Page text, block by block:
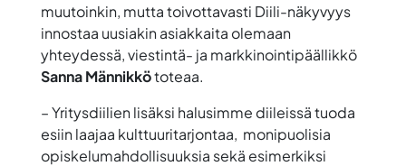
muutoinkin, mutta toivottavasti Diili-näkyvyys
innostaa uusiakin asiakkaita olemaan
yhteydessä, viestintä- ja markkinointipäällikkö
Sanna Männikkötoteaa.
– Yritysdiilien lisäksi halusimme diileissä tuoda
esiin laajaa kulttuuritarjontaa, monipuolisia
opiskelumahdollisuuksia sekä esimerkiksi